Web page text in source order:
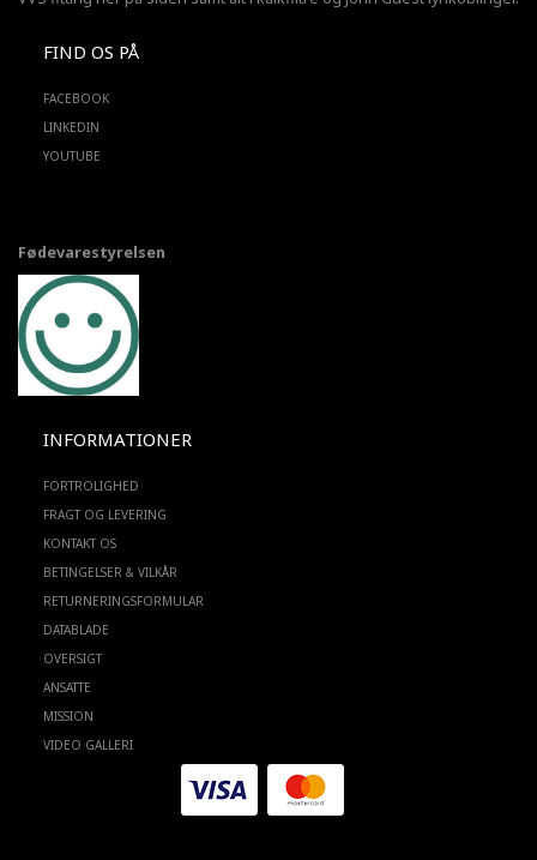
FIND OS PÅ
FACEBOOK
LINKEDIN
YOUTUBE
Fødevarestyrelsen
INFORMATIONER
FORTROLIGHED
FRAGT OG LEVERING
KONTAKT OS
BETINGELSER & VILKÅR
RETURNERINGSFORMULAR
DATABLADE
OVERSIGT
ANSATTE
MISSION
VIDEO GALLERI